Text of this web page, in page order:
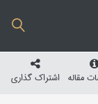
مقاله اشتراک گذاری